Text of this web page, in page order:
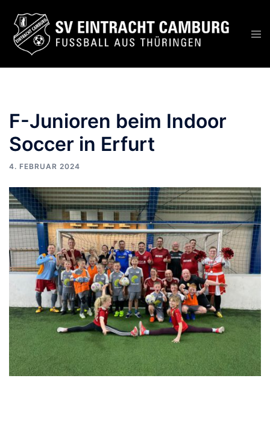
Inhalt
springen
F-Junioren beim Indoor
Soccer in Erfurt
4. FEBRUAR 2024